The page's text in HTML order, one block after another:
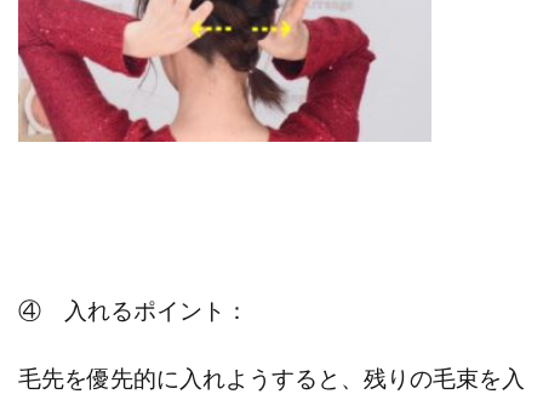
④ 入れるポイント：
毛先を優先的に入れようすると、残りの毛束を入